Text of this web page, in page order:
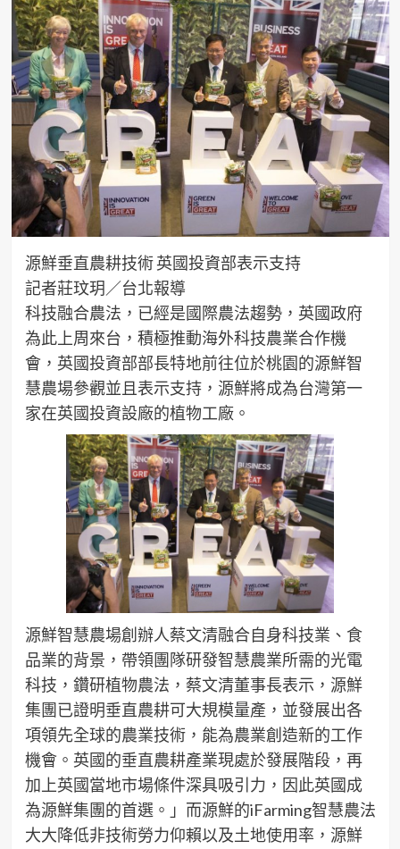
源鮮垂直農耕技術 英國投資部表示支持
記者莊玟玥／台北報導
科技融合農法，已經是國際農法趨勢，英國政府
為此上周來台，積極推動海外科技農業合作機
會，英國投資部部長特地前往位於桃園的源鮮智
慧農場參觀並且表示支持，源鮮將成為台灣第一
家在英國投資設廠的植物工廠。
源鮮智慧農場創辦人蔡文清融合自身科技業、食
品業的背景，帶領團隊研發智慧農業所需的光電
科技，鑽研植物農法，蔡文清董事長表示，源鮮
集團已證明垂直農耕可大規模量產，並發展出各
項領先全球的農業技術，能為農業創造新的工作
機會。英國的垂直農耕產業現處於發展階段，再
加上英國當地市場條件深具吸引力，因此英國成
為源鮮集團的首選。」而源鮮的iFarming智慧農法
大大降低非技術勞力仰賴以及土地使用率，源鮮